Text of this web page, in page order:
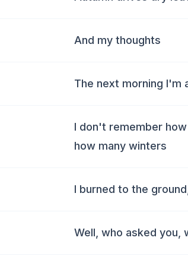
And my thoughts
The next morning I'm
I don't remember
how many winters
I burned to the
Well, who asked you,